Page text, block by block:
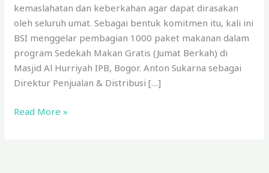
kemaslahatan dan keberkahan agar dapat dirasakan
oleh seluruh umat. Sebagai bentuk komitmen itu, kali ini
BSI menggelar pembagian 1000 paket makanan dalam
program Sedekah Makan Gratis (Jumat Berkah) di
Masjid Al Hurriyah IPB, Bogor. Anton Sukarna sebagai
Direktur Penjualan & Distribusi […]
Read More »